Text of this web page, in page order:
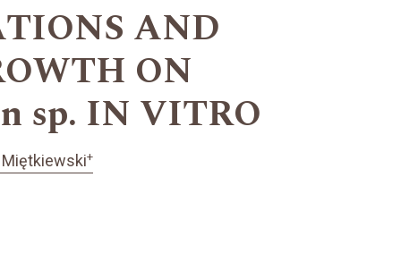
AND
ON
sp. IN VITRO
+